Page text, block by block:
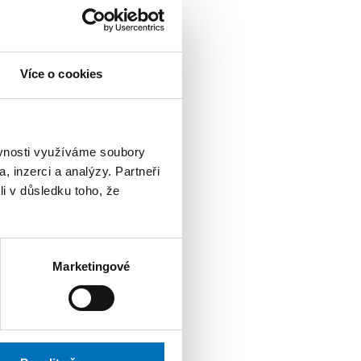
Více o cookies
využíváme soubory
inzerci a analýzy. Partneři
v důsledku toho, že
Marketingové
až 25
reality
Tak se
Japonska.“
reality týkají.
cestou časem